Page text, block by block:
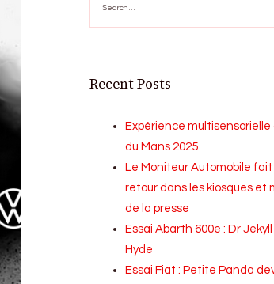
for:
Recent Posts
Expérience multisensorielle
du Mans 2025
Le Moniteur Automobile fait
retour dans les kiosques et
de la presse
Essai Abarth 600e : Dr Jekyll
Hyde
Essai Fiat : Petite Panda